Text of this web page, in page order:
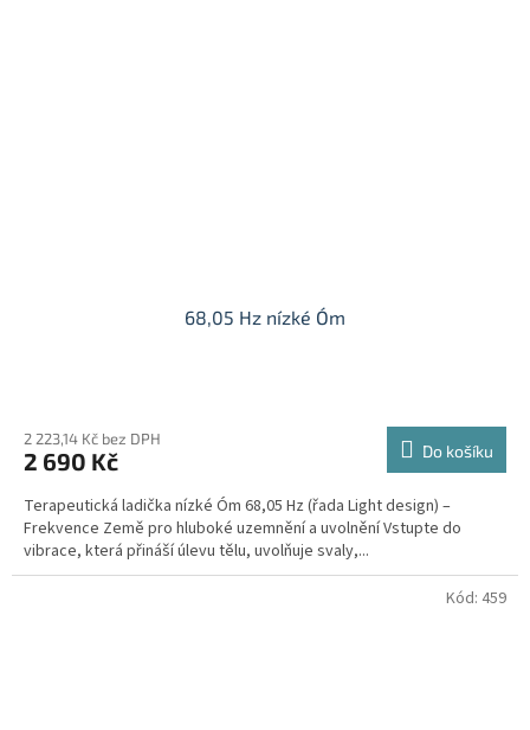
68,05 Hz nízké Óm
2 223,14 Kč bez DPH
2 690 Kč Do košíku
Terapeutická ladička nízké Óm 68,05 Hz (řada Light design) –
Frekvence Země pro hluboké uzemnění a uvolnění Vstupte do
vibrace, která přináší úlevu tělu, uvolňuje svaly,...
Kód: 459